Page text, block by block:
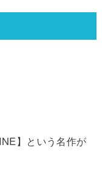
】という名作が